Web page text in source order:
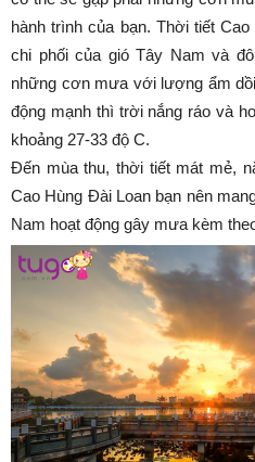
hành trình của bạn. Thời tiết
chi phối của gió Tây Nam và
những cơn mưa với lượng ẩm
động mạnh thì trời nắng ráo và
khoảng 27-33 độ C.
Đến mùa thu, thời tiết mát mẻ,
Cao Hùng Đài Loan bạn nên
Nam hoạt động gây mưa kèm